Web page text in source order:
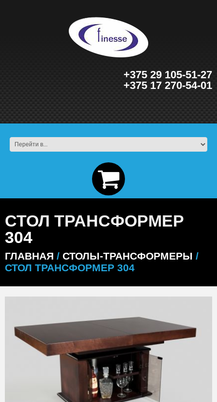
+375 29 105-51-27
+375 17 270-54-01
СТОЛ ТРАНСФОРМЕР
304
ГЛАВНАЯ / СТОЛЫ-ТРАНСФОРМЕРЫ /
СТОЛ ТРАНСФОРМЕР 304